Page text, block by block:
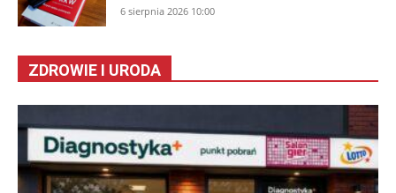
6 sierpnia 2026 10:00
ZDROWIE I URODA